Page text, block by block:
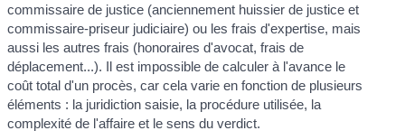
commissaire de justice (anciennement huissier de justice et
commissaire-priseur judiciaire) ou les frais d'expertise, mais
aussi les autres frais (honoraires d'avocat, frais de
déplacement...). Il est impossible de calculer à l'avance le
coût total d'un procès, car cela varie en fonction de plusieurs
éléments : la juridiction saisie, la procédure utilisée, la
complexité de l'affaire et le sens du verdict.